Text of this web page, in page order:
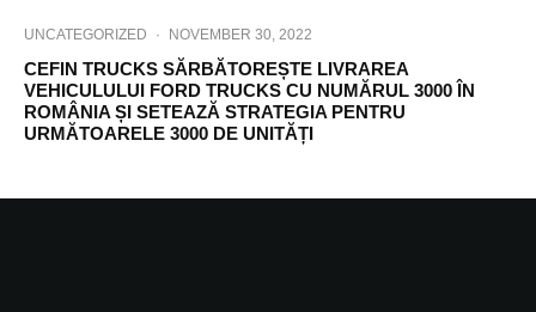
UNCATEGORIZED · NOVEMBER 30, 2022
CEFIN TRUCKS SĂRBĂTOREȘTE LIVRAREA
VEHICULULUI FORD TRUCKS CU NUMĂRUL 3000 ÎN
ROMÂNIA ȘI SETEAZĂ STRATEGIA PENTRU
URMĂTOARELE 3000 DE UNITĂȚI